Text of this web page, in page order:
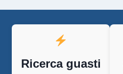
Ricerca guasti